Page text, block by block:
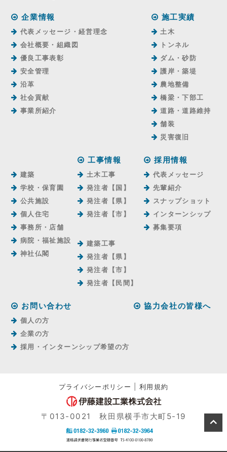
企業情報
代表メッセージ・経営理念
会社概要・組織図
優良工事表彰
安全管理
沿革
社会貢献
事業所紹介
施工実績
土木
トンネル
ダム・砂防
護岸・築堤
農地整備
橋梁・下部工
道路・道路維持
舗装
災害復旧
建築
学校・保育園
公共施設
個人住宅
事務所・店舗
病院・福祉施設
神社仏閣
工事情報
土木工事
発注者【国】
発注者【県】
発注者【市】
建築工事
発注者【県】
発注者【市】
発注者【⺠間】
採用情報
代表メッセージ
先輩紹介
スナップショット
インターンシップ
募集要項
お問い合わせ
個人の方
企業の方
採用・インターンシップ希望の方
協力会社の皆様へ
プライバシーポリシー |利用規約
〒013-0021 秋田県横手市大町5-19